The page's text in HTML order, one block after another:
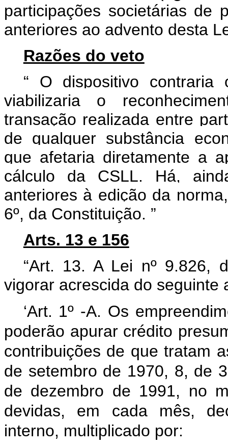
participações societárias de
anteriores ao advento desta
Razões do veto
“ O dispositivo
viabilizaria o
transação realizada entre
de qualquer substância
que afetaria diretamente a
cálculo da CSLL. Há,
anteriores à edição da
6º, da Constituição. ”
Arts. 13 e 156
“Art. 13. A Lei nº 9.826,
vigorar acrescida do seguinte
‘Art. 1º -A. Os
poderão apurar crédito
contribuições de que tratam
de setembro de 1970, 8, de
de dezembro de 1991, no
devidas, em cada mês,
interno, multiplicado por: